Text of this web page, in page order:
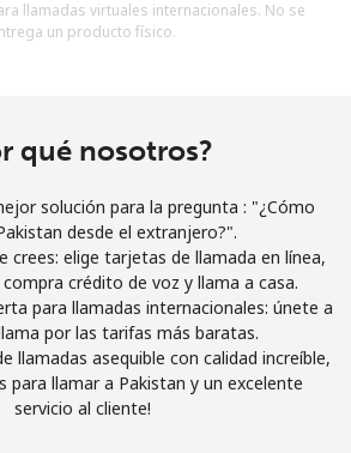
en este sitio web, estoy de acuerdo con
¡Hola!
sesión oREGÍSTRATE →
llamadas virtuales internacionales. No se
un producto físico.
qué nosotros?
solución para la pregunta : "¿Cómo
desde el extranjero?".
crees: elige tarjetas de llamada en línea,
crédito de voz y llama a casa.
para llamadas internacionales: únete a
por las tarifas más baratas.
llamadas asequible con calidad increíble,
para llamar a Pakistan y un excelente
servicio al cliente!